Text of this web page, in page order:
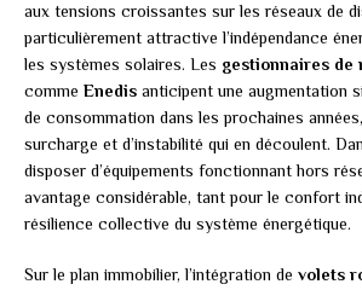
aux tensions croissantes sur les réseaux de
particulièrement attractive l’indépendance
les systèmes solaires. Les gestionnaires de
comme Enedis anticipent une augmentation
de consommation dans les prochaines
surcharge et d’instabilité qui en découlent.
disposer d’équipements fonctionnant hors
avantage considérable, tant pour le confort
résilience collective du système énergétique.
Sur le plan immobilier, l’intégration de volets